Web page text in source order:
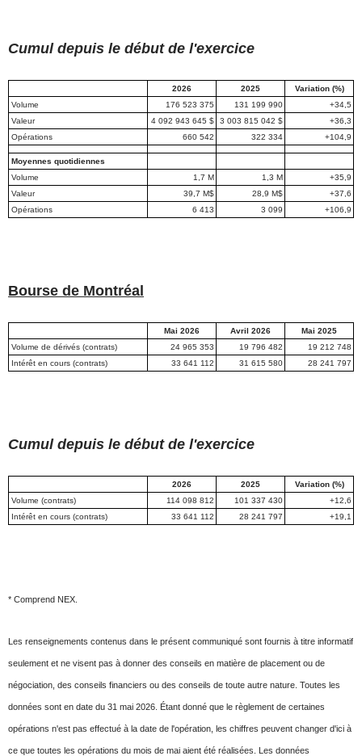
Cumul depuis le début de l'exercice
2026 2025
Variation (%)
Volume
176 523 375 131 199 990
+34,5
Valeur
4 092 943 645 $ 3 003 815 042 $
+36,3
Opérations
660 542 322 334 +104,9
Moyennes quotidiennes
Volume
1,7 M 1,3 M
+35,9
Valeur
39,7 M$ 28,9 M$
+37,6
Opérations
6 413 3 099 +106,9
Bourse de Montréal
Mai 2026 Avril 2026
Mai 2025
Volume de dérivés (contrats)
24 965 353 19 796 482
19 212 748
Intérêt en cours (contrats)
33 641 112 31 615 580 28 241 797
Cumul depuis le début de l'exercice
2026 2025
Variation (%)
Volume (contrats)
114 098 812 101 337 430
+12,6
Intérêt en cours (contrats)
33 641 112 28 241 797 +19,1
* Comprend NEX.
Les renseignements contenus dans le présent communiqué sont fournis à titre informatif
seulement et ne visent pas à donner des conseils en matière de placement ou de
négociation, des conseils financiers ou des conseils de toute autre nature. Toutes les
données sont en date du 31 mai 2026. Étant donné que le règlement de certaines
opérations n'est pas effectué à la date de l'opération, les chiffres peuvent changer d'ici à
ce que toutes les opérations du mois de mai aient été réalisées. Les données